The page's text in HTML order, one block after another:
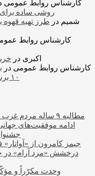
کارشناس روابط عمومی
روشی ساده
شمیم در طرز تهیه
کارشناس روابط
اکبری در
کارشناس روابط عمومی در
۱۰ برند معتبر آجیل و خشکبار در ایران
مطالبه ۹ ساله مردم غرب البرز محقق شد
ادامه موفقیت‌های
جیمز کامرون از
درخشش «مرد آرام» در
وحدت مکرّراً و